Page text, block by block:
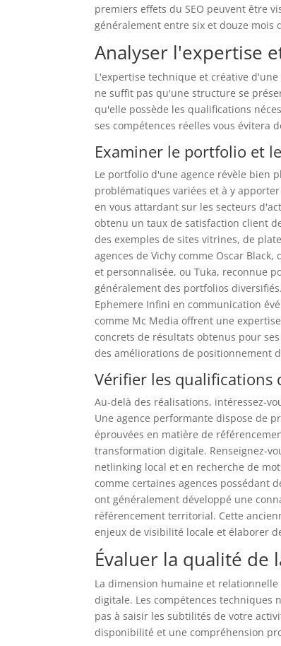
premiers effets du SEO peuvent être
généralement entre six et douze mois
Analyser l'expertise
L'expertise technique et créative
ne suffit pas qu'une structure se
qu'elle possède les qualifications
ses compétences réelles vous évitera
Examiner le portfolio et
Le portfolio d'une agence révèle bien
problématiques variées et à y
en vous attardant sur les secteurs
obtenu un taux de satisfaction client
des exemples de sites vitrines, de
agences de Vichy comme Oscar
et personnalisée, ou Tuka, reconnue
généralement des portfolios
Ephemere Infini en communication
comme Mc Media offrent une
concrets de résultats obtenus pour
des améliorations de positionnement
Vérifier les qualifications
Au-delà des réalisations, intéressez-
Une agence performante dispose de
éprouvées en matière de
transformation digitale. Renseignez-
netlinking local et en recherche de
comme certaines agences possédant
ont généralement développé une
référencement territorial. Cette
enjeux de visibilité locale et élaborer
Évaluer la qualité de
La dimension humaine et
digitale. Les compétences techniques
pas à saisir les subtilités de votre
disponibilité et une compréhension